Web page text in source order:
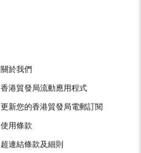
關於我們
香港貿發局流動應用程式
更新您的香港貿發局電郵訂閱
使用條款
超連結條款及細則